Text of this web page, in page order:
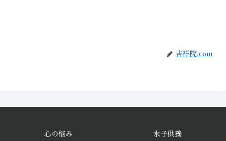
吉祥院.com
心の悩み 水子供養